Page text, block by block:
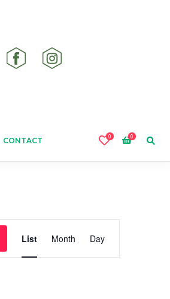
CONTACT 0 0
Views
List Month Day